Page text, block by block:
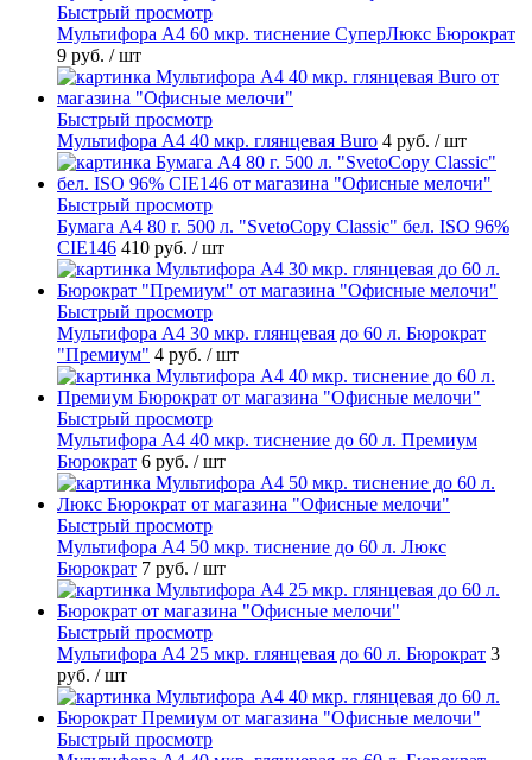
Быстрый просмотр
Мультифора А4 60 мкр. тиснение СуперЛюкс Бюрократ
9 руб. / шт
Быстрый просмотр
Мультифора А4 40 мкр. глянцевая Buro 4 руб. / шт
Быстрый просмотр
Бумага А4 80 г. 500 л. "SvetoCopy Classic" бел. ISO 96%
CIE146 410 руб. / шт
Быстрый просмотр
Мультифора А4 30 мкр. глянцевая до 60 л. Бюрократ
"Премиум" 4 руб. / шт
Быстрый просмотр
Мультифора А4 40 мкр. тиснение до 60 л. Премиум
Бюрократ 6 руб. / шт
Быстрый просмотр
Мультифора А4 50 мкр. тиснение до 60 л. Люкс
Бюрократ 7 руб. / шт
Быстрый просмотр
Мультифора А4 25 мкр. глянцевая до 60 л. Бюрократ 3
руб. / шт
Быстрый просмотр